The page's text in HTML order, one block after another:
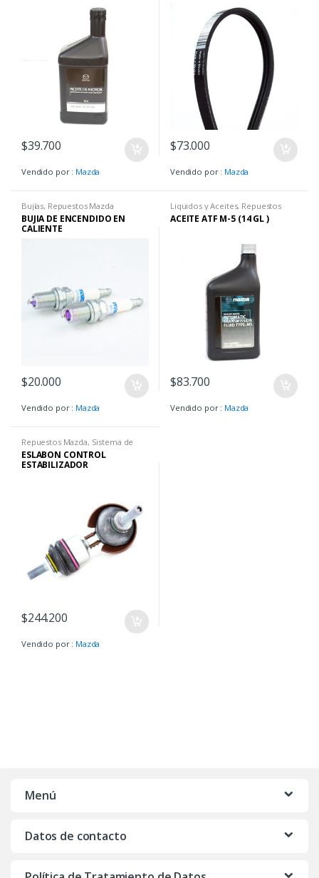
$39.700
Vendido por : Mazda
$73.000
Vendido por : Mazda
Bujías, Repuestos Mazda
BUJIA DE ENCENDIDO EN
CALIENTE
$20.000
Vendido por : Mazda
Liquidos y Aceites, Repuestos
Mazda
ACEITE ATF M-5 (14 GL )
$83.700
Vendido por : Mazda
Repuestos Mazda, Sistema de
Dirección
ESLABON CONTROL
ESTABILIZADOR
$244.200
Vendido por : Mazda
Menú
Datos de contacto